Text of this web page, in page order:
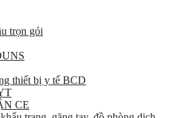
trọn gói
thiết bị y tế BCD
CE